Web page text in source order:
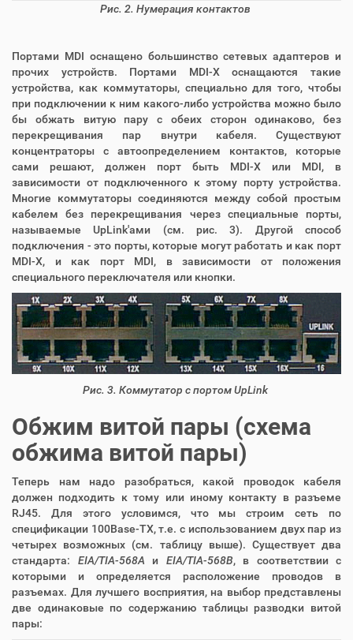
Рис. 2. Нумерация контактов
Портами MDI оснащено большинство сетевых адаптеров и
прочих устройств. Портами MDI-X оснащаются такие
устройства, как коммутаторы, специально для того, чтобы
при подключении к ним какого-либо устройства можно было
бы обжать витую пару с обеих сторон одинаково, без
перекрещивания пар внутри кабеля. Существуют
концентраторы с автоопределением контактов, которые
сами решают, должен порт быть MDI-X или MDI, в
зависимости от подключенного к этому порту устройства.
Многие коммутаторы соединяются между собой простым
кабелем без перекрещивания через специальные порты,
называемые UpLink'ами (см. рис. 3). Другой способ
подключения - это порты, которые могут работать и как порт
MDI-X, и как порт MDI, в зависимости от положения
специального переключателя или кнопки.
Рис. 3. Коммутатор с портом UpLink
Обжим витой пары (схема
обжима витой пары)
Теперь нам надо разобраться, какой проводок кабеля
должен подходить к тому или иному контакту в разъеме
RJ45. Для этого условимся, что мы строим сеть по
спецификации 100Base-TX, т.е. с использованием двух пар из
четырех возможных (см. таблицу выше). Существует два
стандарта: EIA/TIA-568A и EIA/TIA-568B, в соответствии с
которыми и определяется расположение проводов в
разъемах. Для лучшего восприятия, на выбор представлены
две одинаковые по содержанию таблицы разводки витой
пары: